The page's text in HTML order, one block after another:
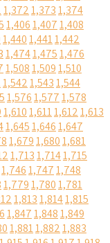
1,3721,3731,374
1,4061,4071,408
1,4401,4411,442
1,4741,4751,476
1,5081,5091,510
1,5421,5431,544
1,5761,5771,578
1,6101,6111,6121,613
1,6451,6461,647
1,6791,6801,681
1,7131,7141,715
1,7461,7471,748
1,7791,7801,781
1,8131,8141,815
1,8471,8481,849
1,8811,8821,883